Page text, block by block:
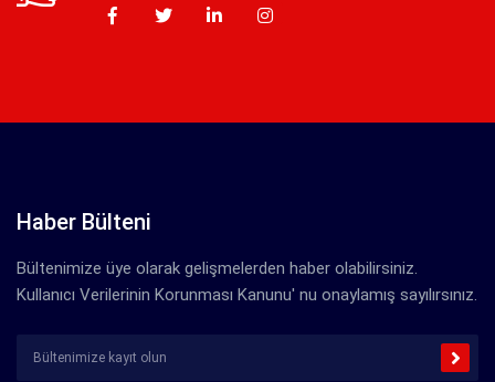
Haber Bülteni
Bültenimize üye olarak gelişmelerden haber olabilirsiniz.
Kullanıcı Verilerinin Korunması Kanunu' nu onaylamış sayılırsınız.